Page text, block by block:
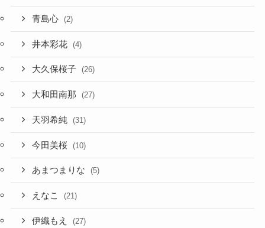
青島心 (2)
井本彩花 (4)
大久保桜子 (26)
大和田南那 (27)
天羽希純 (31)
今田美桜 (10)
あまつまりな (5)
えなこ (21)
伊織もえ (27)